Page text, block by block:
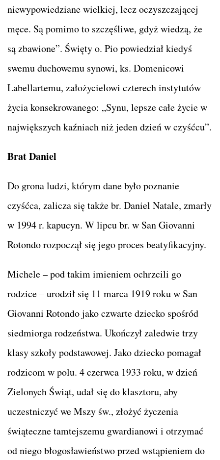
niewypowiedziane wielkiej, lecz oczyszczającej
męce. Są pomimo to szczęśliwe, gdyż wiedzą, że
są zbawione”. Święty o. Pio powiedział kiedyś
swemu duchowemu synowi, ks. Domenicowi
Labellartemu, założycielowi czterech instytutów
życia konsekrowanego: „Synu, lepsze całe życie w
największych kaźniach niż jeden dzień w czyśćcu”.
Brat Daniel
Do grona ludzi, którym dane było poznanie
czyśćca, zalicza się także br. Daniel Natale, zmarły
w 1994 r. kapucyn. W lipcu br. w San Giovanni
Rotondo rozpoczął się jego proces beatyfikacyjny.
Michele – pod takim imieniem ochrzcili go
rodzice – urodził się 11 marca 1919 roku w San
Giovanni Rotondo jako czwarte dziecko spośród
siedmiorga rodzeństwa. Ukończył zaledwie trzy
klasy szkoły podstawowej. Jako dziecko pomagał
rodzicom w polu. 4 czerwca 1933 roku, w dzień
Zielonych Świąt, udał się do klasztoru, aby
uczestniczyć we Mszy św., złożyć życzenia
świąteczne tamtejszemu gwardianowi i otrzymać
od niego błogosławieństwo przed wstąpieniem do